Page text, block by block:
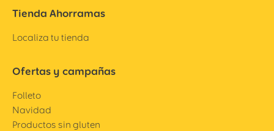
Tienda Ahorramas
Localiza tu tienda
Ofertas y campañas
Folleto
Navidad
Productos sin gluten